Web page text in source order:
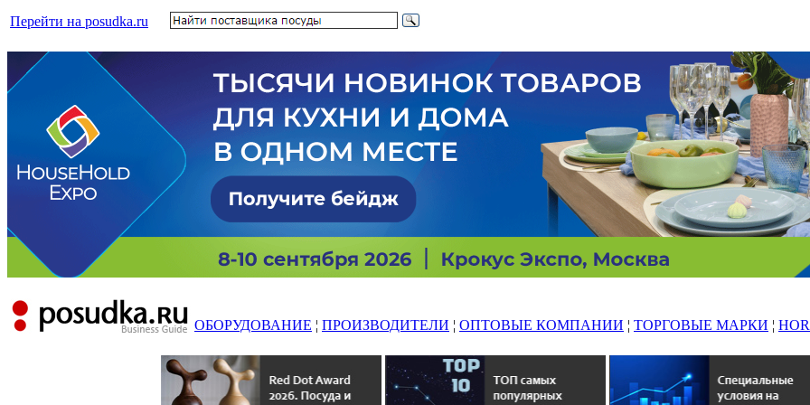
Перейти на posudka.ru
ОБОРУДОВАНИЕ ¦ ПРОИЗВОДИТЕЛИ ¦ ОПТОВЫЕ КОМПАНИИ ¦ ТОРГОВЫЕ МАРКИ ¦